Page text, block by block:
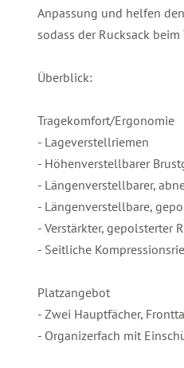
Anpassung und helfen
sodass der Rucksack
Überblick:
Tragekomfort/Ergonomie
- Lageverstellriemen
- Höhenverstellbarer
- Längenverstellbarer,
- Längenverstellbare,
- Verstärkter, gepolsterter
- Seitliche
Platzangebot
- Zwei Hauptfächer,
- Organizerfach mit